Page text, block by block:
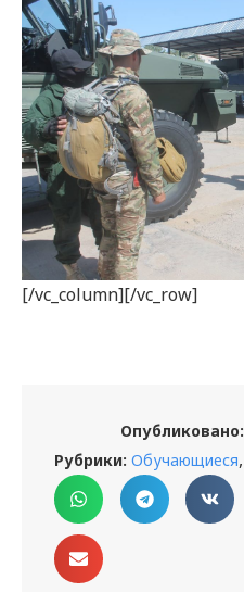
[/vc_column][/vc_row]
Опубликовано:
Рубрики: Обучающиеся,